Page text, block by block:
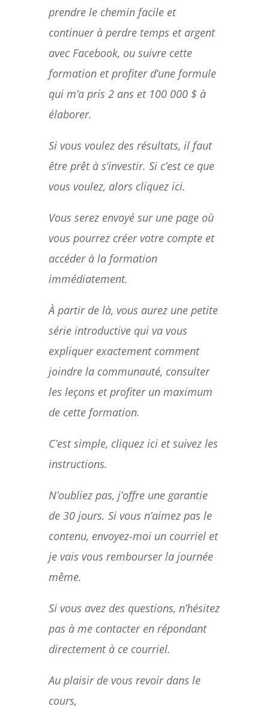
prendre le chemin facile et
continuer à perdre temps et argent
avec Facebook, ou suivre cette
formation et profiter d’une formule
qui m’a pris 2 ans et 100 000 $ à
élaborer.
Si vous voulez des résultats, il faut
être prêt à s’investir. Si c’est ce que
vous voulez, alors cliquez ici.
Vous serez envoyé sur une page où
vous pourrez créer votre compte et
accéder à la formation
immédiatement.
À partir de là, vous aurez une petite
série introductive qui va vous
expliquer exactement comment
joindre la communauté, consulter
les leçons et profiter un maximum
de cette formation.
C’est simple, cliquez ici et suivez les
instructions.
N’oubliez pas, j’offre une garantie
de 30 jours. Si vous n’aimez pas le
contenu, envoyez-moi un courriel et
je vais vous rembourser la journée
même.
Si vous avez des questions, n’hésitez
pas à me contacter en répondant
directement à ce courriel.
Au plaisir de vous revoir dans le
cours,